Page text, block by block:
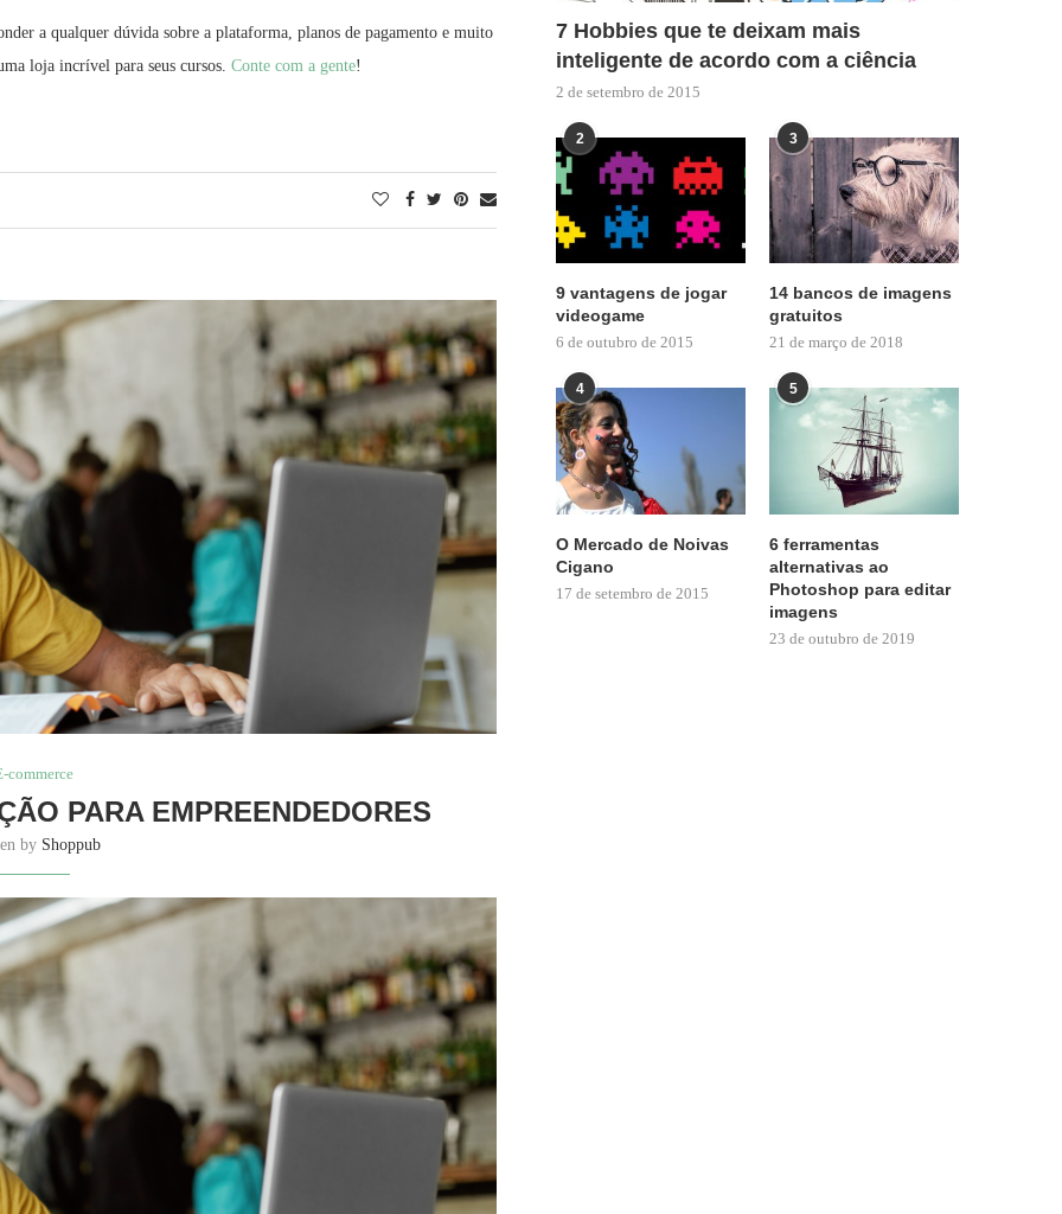
a qualquer dúvida sobre a plataforma, planos de pagamento e muito
loja incrível para seus cursos. Conte com a gente!
commerce
PARA EMPREENDEDORES
by Shoppub
7 Hobbies que te deixam mais
inteligente de acordo com a ciência
2 de setembro de 2015
2
9 vantagens de jogar
videogame
6 de outubro de 2015
3
14 bancos de imagens
gratuitos
21 de março de 2018
4
O Mercado de Noivas
Cigano
17 de setembro de 2015
5
6 ferramentas
alternativas ao
Photoshop para editar
imagens
23 de outubro de 2019